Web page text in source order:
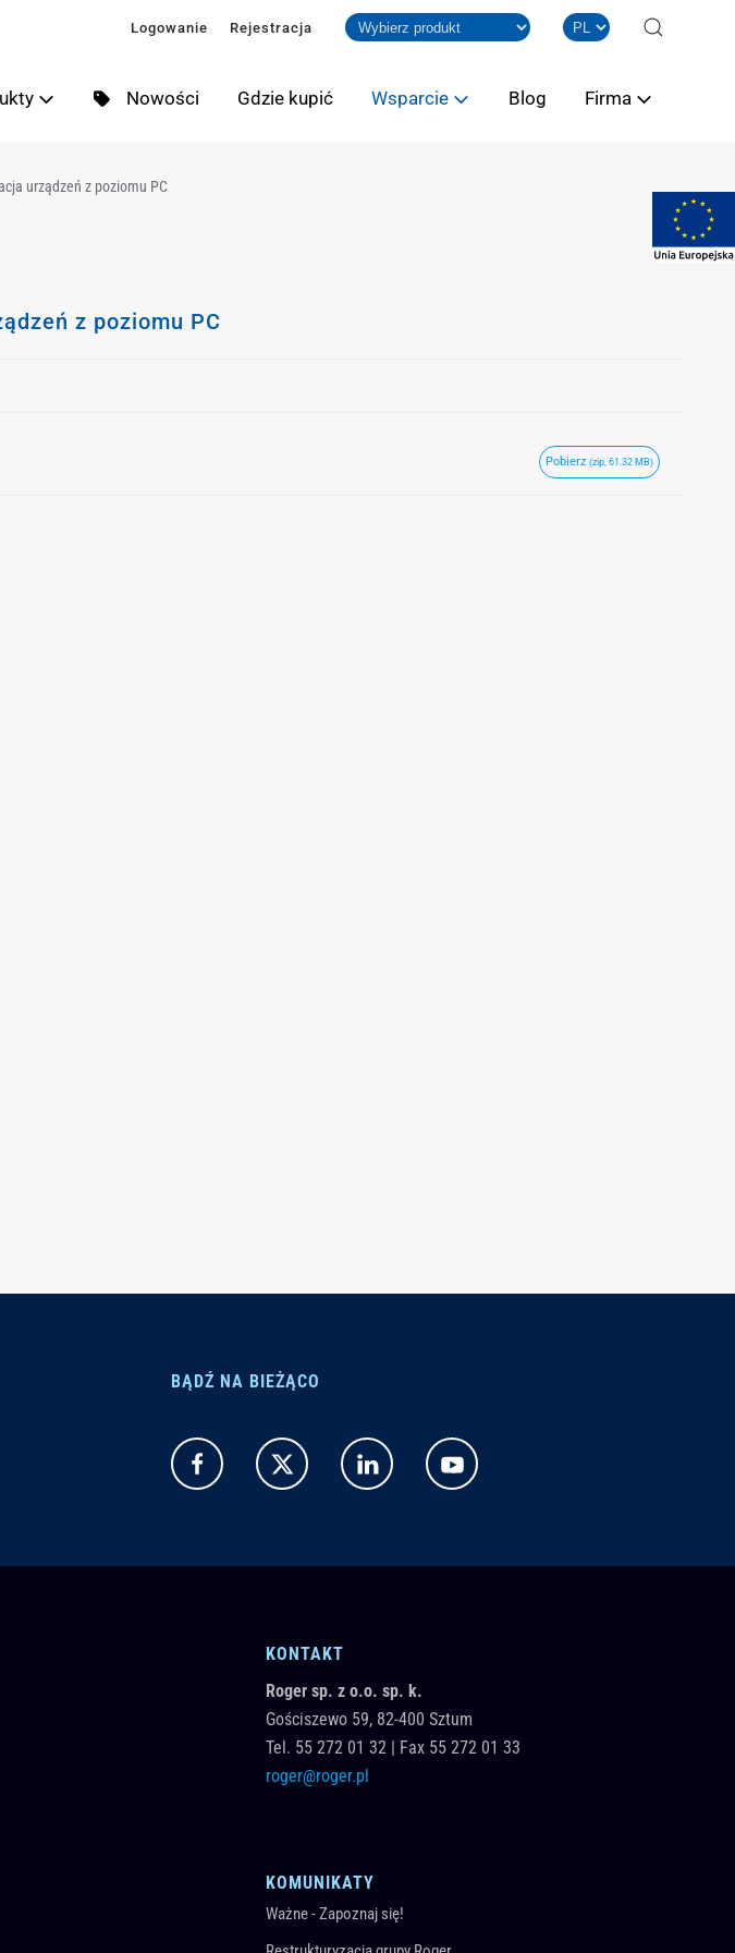
Logowanie Rejestracja
Nowości Gdzie kupić Wsparcie Blog Firma
urządzeń z poziomu PC
z poziomu PC
Pobierz (zip, 61.32 MB)
BĄDŹ NA BIEŻĄCO
KONTAKT
Roger sp. z o.o. sp. k.
Gościszewo 59, 82-400 Sztum
Tel. 55 272 01 32| Fax 55 272 01 33
roger@roger.pl
KOMUNIKATY
Ważne - Zapoznaj się!